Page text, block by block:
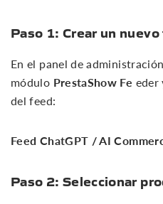
Paso 1: Crear un
En el panel de
módulo PrestaShow Fe eder
del feed:
Feed ChatGPT / AI
Paso 2: Seleccionar